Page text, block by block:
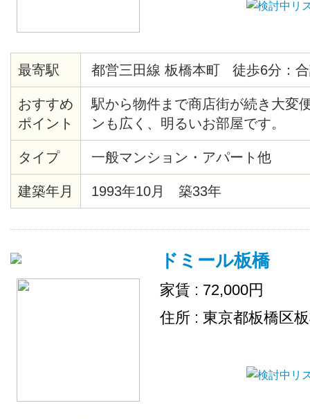
最寄駅 都営三田線 板橋本町 徒歩6分：
おすすめ
ポイント
駅から物件まで商店街が続き大変
ンも広く、明るいお部屋です。
タイプ 一般マンション・アパート他
建築年月 1993年10月 築33年
ドミール板橋
家賃 : 72,000円
住所 : 東京都板橋区